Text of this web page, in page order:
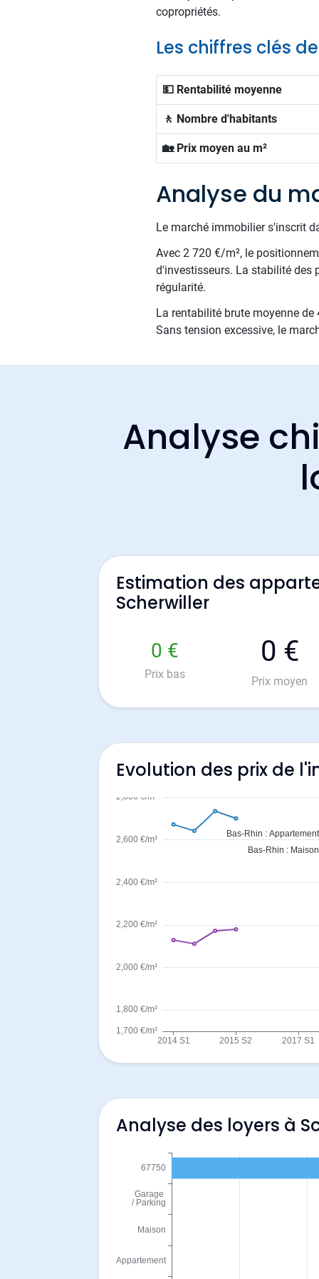
copropriétés.
Les chiffres clés
💵 Rentabilité moyenne
🚶 Nombre d'habitants
🏡 Prix moyen au m²
Analyse du
Le marché immobilier s'inscrit
Avec 2 720 €/m², le
d'investisseurs. La stabilité des
régularité.
La rentabilité brute moyenne
Sans tension excessive, le
Analyse
Estimation des
Scherwiller
0 €
Prix bas
0 €
Prix moyen
Evolution des prix de
Analyse des loyers à